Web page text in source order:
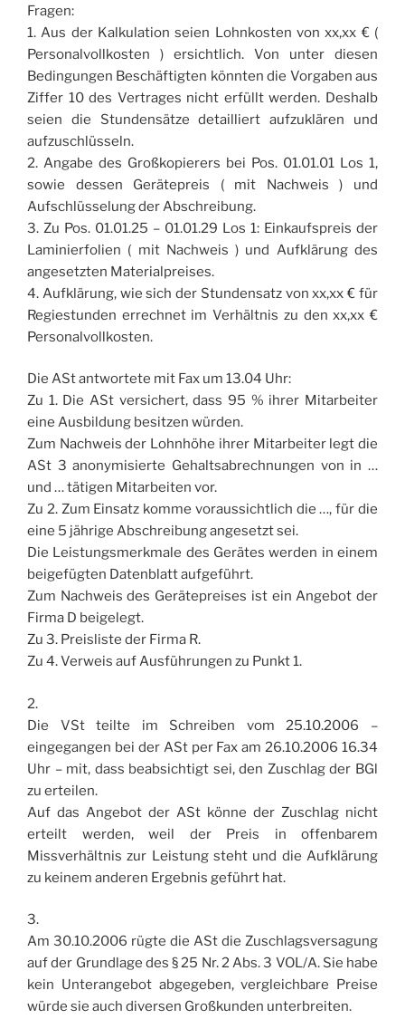
Fragen:
1. Aus der Kalkulation seien Lohnkosten von xx,xx € (
Personalvollkosten ) ersichtlich. Von unter diesen
Bedingungen Beschäftigten könnten die Vorgaben aus
Ziffer 10 des Vertrages nicht erfüllt werden. Deshalb
seien die Stundensätze detailliert aufzuklären und
aufzuschlüsseln.
2. Angabe des Großkopierers bei Pos. 01.01.01 Los 1,
sowie dessen Gerätepreis ( mit Nachweis ) und
Aufschlüsselung der Abschreibung.
3. Zu Pos. 01.01.25 – 01.01.29 Los 1: Einkaufspreis der
Laminierfolien ( mit Nachweis ) und Aufklärung des
angesetzten Materialpreises.
4. Aufklärung, wie sich der Stundensatz von xx,xx € für
Regiestunden errechnet im Verhältnis zu den xx,xx €
Personalvollkosten.
Die ASt antwortete mit Fax um 13.04 Uhr:
Zu 1. Die ASt versichert, dass 95 % ihrer Mitarbeiter
eine Ausbildung besitzen würden.
Zum Nachweis der Lohnhöhe ihrer Mitarbeiter legt die
ASt 3 anonymisierte Gehaltsabrechnungen von in …
und … tätigen Mitarbeiten vor.
Zu 2. Zum Einsatz komme voraussichtlich die …, für die
eine 5 jährige Abschreibung angesetzt sei.
Die Leistungsmerkmale des Gerätes werden in einem
beigefügten Datenblatt aufgeführt.
Zum Nachweis des Gerätepreises ist ein Angebot der
Firma D beigelegt.
Zu 3. Preisliste der Firma R.
Zu 4. Verweis auf Ausführungen zu Punkt 1.
2.
Die VSt teilte im Schreiben vom 25.10.2006 –
eingegangen bei der ASt per Fax am 26.10.2006 16.34
Uhr – mit, dass beabsichtigt sei, den Zuschlag der BGl
zu erteilen.
Auf das Angebot der ASt könne der Zuschlag nicht
erteilt werden, weil der Preis in offenbarem
Missverhältnis zur Leistung steht und die Aufklärung
zu keinem anderen Ergebnis geführt hat.
3.
Am 30.10.2006 rügte die ASt die Zuschlagsversagung
auf der Grundlage des § 25 Nr. 2 Abs. 3 VOL/A. Sie habe
kein Unterangebot abgegeben, vergleichbare Preise
würde sie auch diversen Großkunden unterbreiten.